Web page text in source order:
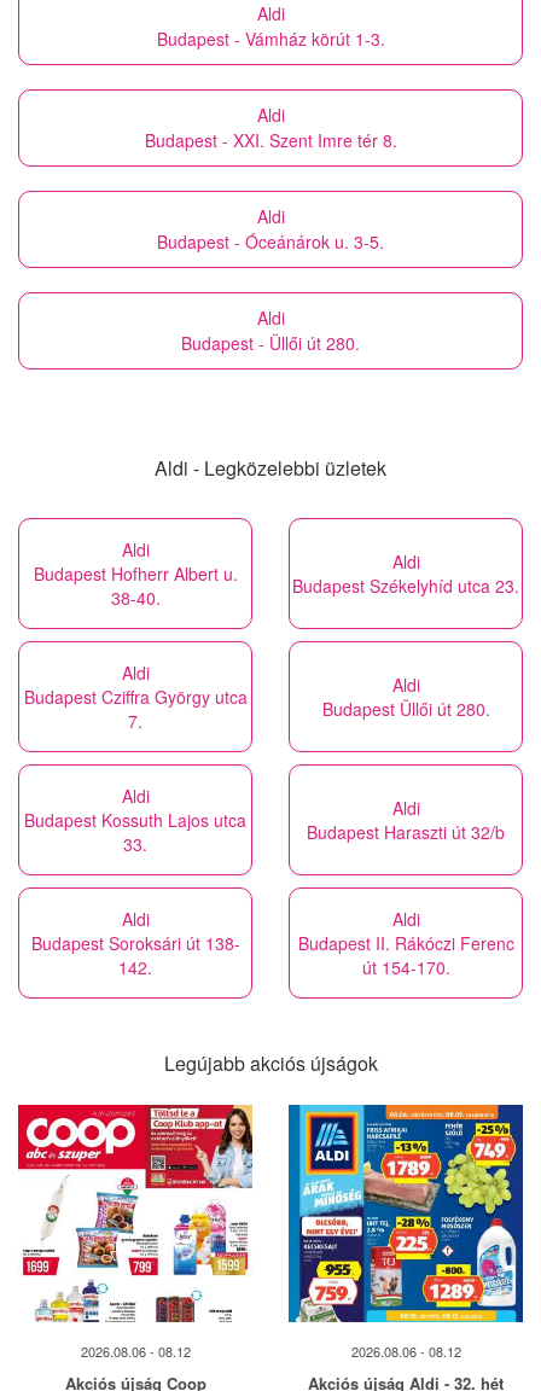
Aldi
Budapest - Vámház körút 1-3.
Aldi
Budapest - XXI. Szent Imre tér 8.
Aldi
Budapest - Óceánárok u. 3-5.
Aldi
Budapest - Üllői út 280.
Aldi - Legközelebbi üzletek
Aldi
Budapest Hofherr Albert u.
38-40.
Aldi
Budapest Székelyhíd utca 23.
Aldi
Budapest Cziffra György utca
7.
Aldi
Budapest Üllői út 280.
Aldi
Budapest Kossuth Lajos utca
33.
Aldi
Budapest Haraszti út 32/b
Aldi
Budapest Soroksári út 138-
142.
Aldi
Budapest II. Rákóczi Ferenc
út 154-170.
Legújabb akciós újságok
2026.08.06 - 08.12
Akciós újság Coop
2026.08.06 - 08.12
Akciós újság Aldi - 32. hét